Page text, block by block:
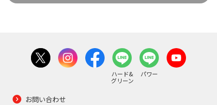
ハード&
グリーン
パワー
お問い合わせ